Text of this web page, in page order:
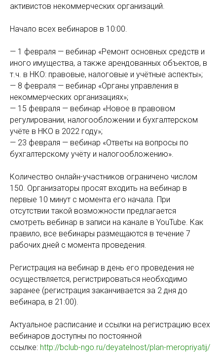
активистов некоммерческих организаций.
Начало всех вебинаров в 10:00.
— 1 февраля — вебинар «Ремонт основных средств и
иного имущества, а также арендованных объектов, в
т.ч. в НКО: правовые, налоговые и учётные аспекты»;
— 8 февраля — вебинар «Органы управления в
некоммерческих организациях»;
— 15 февраля — вебинар «Новое в правовом
регулировании, налогообложении и бухгалтерском
учёте в НКО в 2022 году»;
— 23 февраля — вебинар «Ответы на вопросы по
бухгалтерcкому учёту и налогообложению».
Количество онлайн-участников ограничено числом
150. Организаторы просят входить на вебинар в
первые 10 минут с момента его начала. При
отсутствии такой возможности предлагается
смотреть вебинар в записи на канале в YouTube. Как
правило, все вебинары размещаются в течение 7
рабочих дней с момента проведения.
Регистрация на вебинар в день его проведения не
осуществляется, регистрироваться необходимо
заранее (регистрация заканчивается за 2 дня до
вебинара, в 21:00).
Актуальное расписание и ссылки на регистрацию всех
вебинаров доступны по постоянной
ссылке: http://bclub-ngo.ru/deyatelnost/plan-meropriyatij/